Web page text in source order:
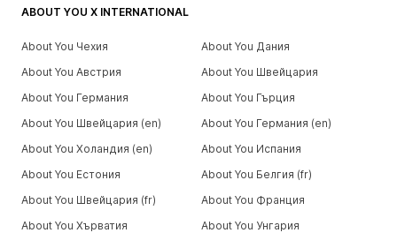
ABOUT YOU X INTERNATIONAL
About You Чехия
About You Дания
About You Австрия
About You Швейцария
About You Германия
About You Гърция
About You Швейцария (en)
About You Германия (en)
About You Холандия (en)
About You Испания
About You Естония
About You Белгия (fr)
About You Швейцария (fr)
About You Франция
About You Хърватия
About You Унгария